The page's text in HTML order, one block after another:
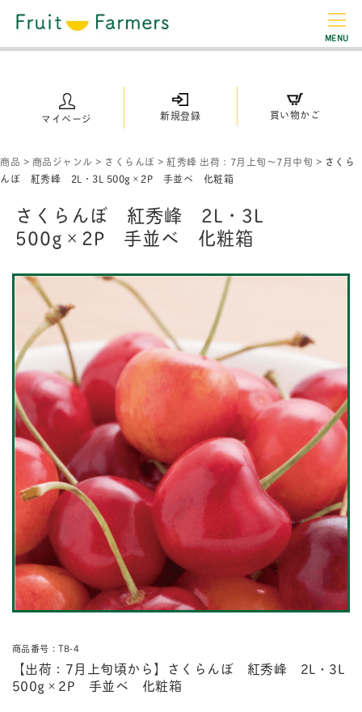
MENU
マイページ 新規登録 買い物かご
商品 > 商品ジャンル > さくらんぼ > 紅秀峰 出荷：7月上旬～7月中旬 > さくら
んぼ 紅秀峰 2L・3L 500g×2P 手並べ 化粧箱
さくらんぼ 紅秀峰 2L・3L
500g×2P 手並べ 化粧箱
商品番号：TB-4
【出荷：7月上旬頃から】さくらんぼ 紅秀峰 2L・3L
500g×2P 手並べ 化粧箱